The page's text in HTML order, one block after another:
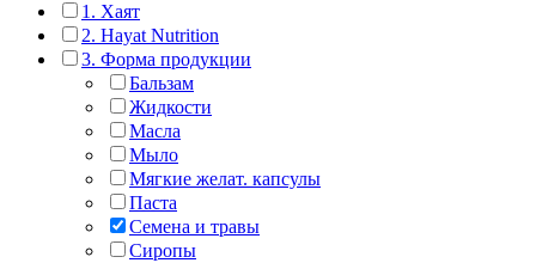
1. Хаят
2. Hayat Nutrition
3. Форма продукции
Бальзам
Жидкости
Масла
Мыло
Мягкие желат. капсулы
Паста
Семена и травы
Сиропы